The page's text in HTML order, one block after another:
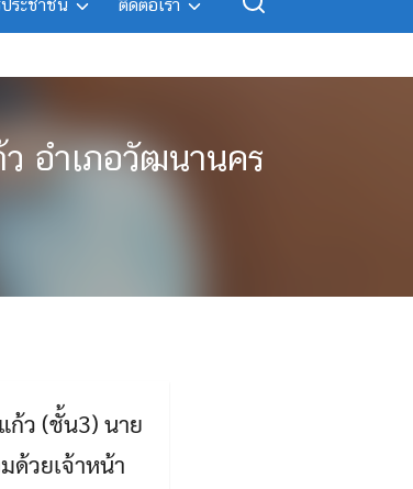
ระชาชน ติดต่อเรา
อำเภอวัฒนานคร
ก้ว (ชั้น3) นาย
ด้วยเจ้าหน้า